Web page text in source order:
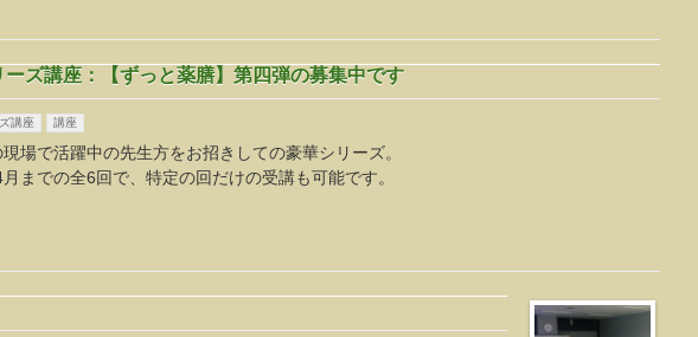
ズ講座：【ずっと薬膳】第四弾の募集中です
講座 講座
場で活躍中の先生方をお招きしての豪華シリーズ。
までの全6回で、特定の回だけの受講も可能です。